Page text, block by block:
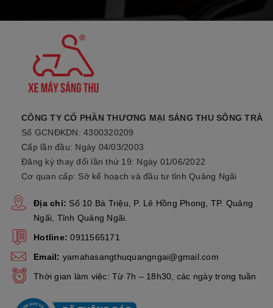
CÔNG TY CỔ PHẦN THƯƠNG MẠI SÁNG THU SÔNG TRÀ
Số GCNĐKDN: 4300320209
Cấp lần đầu: Ngày 04/03/2003
Đăng ký thay đổi lần thứ 19: Ngày 01/06/2022
Cơ quan cấp: Sở kế hoạch và đầu tư tỉnh Quảng Ngãi
Địa chỉ: Số 10 Bà Triệu, P. Lê Hồng Phong, TP. Quảng
Ngãi, Tỉnh Quảng Ngãi.
Hotline: 0911565171
Email: yamahasangthuquangngai@gmail.com
Thời gian làm việc: Từ 7h – 18h30, các ngày trong tuần